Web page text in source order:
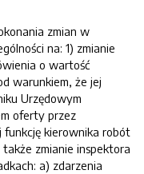
zmian w
na: 1) zmianie
o wartość
warunkiem, że jej
Urzędowym
oferty przez
funkcję kierownika robót
zmianie inspektora
a) zdarzenia